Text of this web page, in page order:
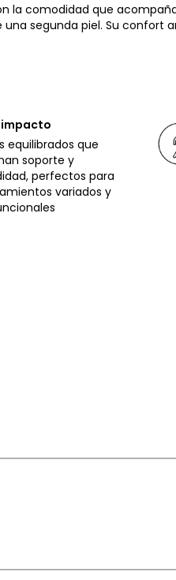
la comodidad que
segunda piel. Su confort
equilibrados que
soporte y
perfectos para
variados y